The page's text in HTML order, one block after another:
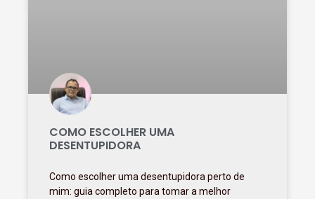
COMO ESCOLHER UMA
DESENTUPIDORA
Como escolher uma desentupidora perto de
mim: guia completo para tomar a melhor